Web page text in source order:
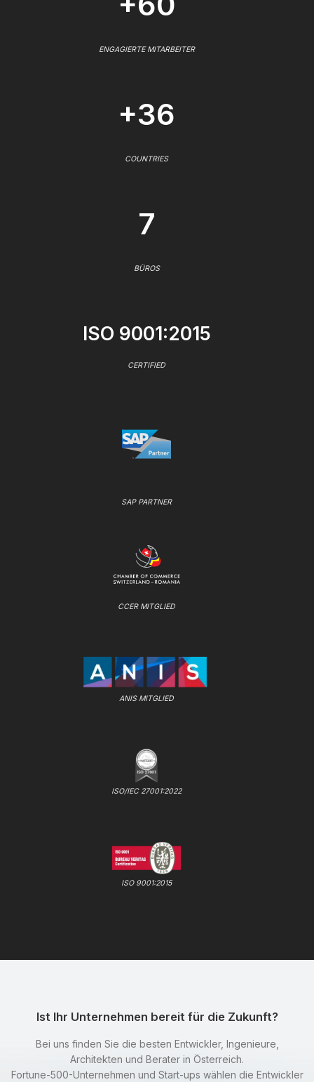
ENGAGIERTE MITARBEITER
+36
COUNTRIES
7
BÜROS
ISO 9001:2015
CERTIFIED
SAP PARTNER
CCER MITGLIED
ANIS MITGLIED
ISO/IEC 27001:2022
ISO 9001:2015
Ist Ihr Unternehmen bereit für die Zukunft?
Bei uns finden Sie die besten Entwickler, Ingenieure,
Architekten und Berater in Österreich.
Fortune-500-Unternehmen und Start-ups wählen die Entwickler